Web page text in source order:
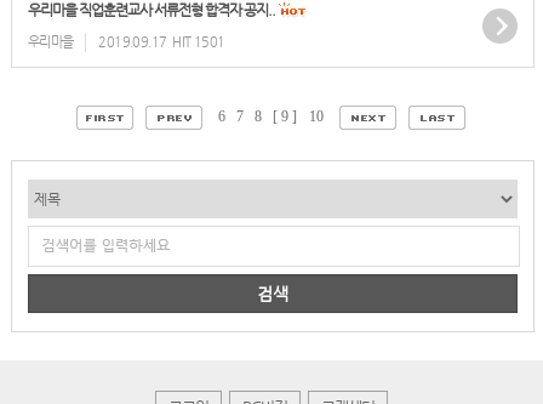
우리마을 직업훈련교사 서류전형 합격자 공지..
우리마을 2019.09.17 HIT 1501
6 7 8 [ 9 ] 10
검색